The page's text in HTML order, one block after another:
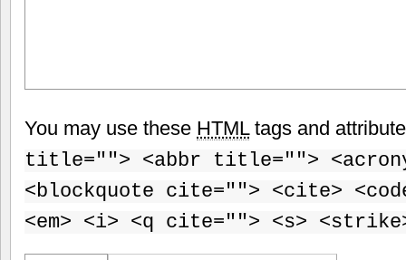
You may use these HTMLtags and
title=""> <abbr title="">
<blockquote cite=""> <cite>
<em> <i> <q cite=""> <s>